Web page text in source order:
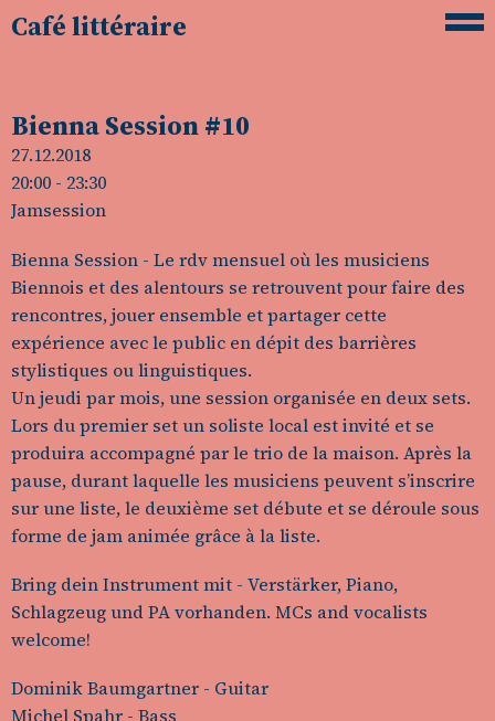
Café littéraire
Bienna Session #10
27.12.2018
20:00 - 23:30
Jamsession
Bienna Session - Le rdv mensuel où les musiciens
Biennois et des alentours se retrouvent pour faire des
rencontres, jouer ensemble et partager cette
expérience avec le public en dépit des barrières
stylistiques ou linguistiques.
Un jeudi par mois, une session organisée en deux sets.
Lors du premier set un soliste local est invité et se
produira accompagné par le trio de la maison. Après la
pause, durant laquelle les musiciens peuvent s’inscrire
sur une liste, le deuxième set débute et se déroule sous
forme de jam animée grâce à la liste.
Bring dein Instrument mit - Verstärker, Piano,
Schlagzeug und PA vorhanden. MCs and vocalists
welcome!
Dominik Baumgartner - Guitar
Michel Spahr - Bass